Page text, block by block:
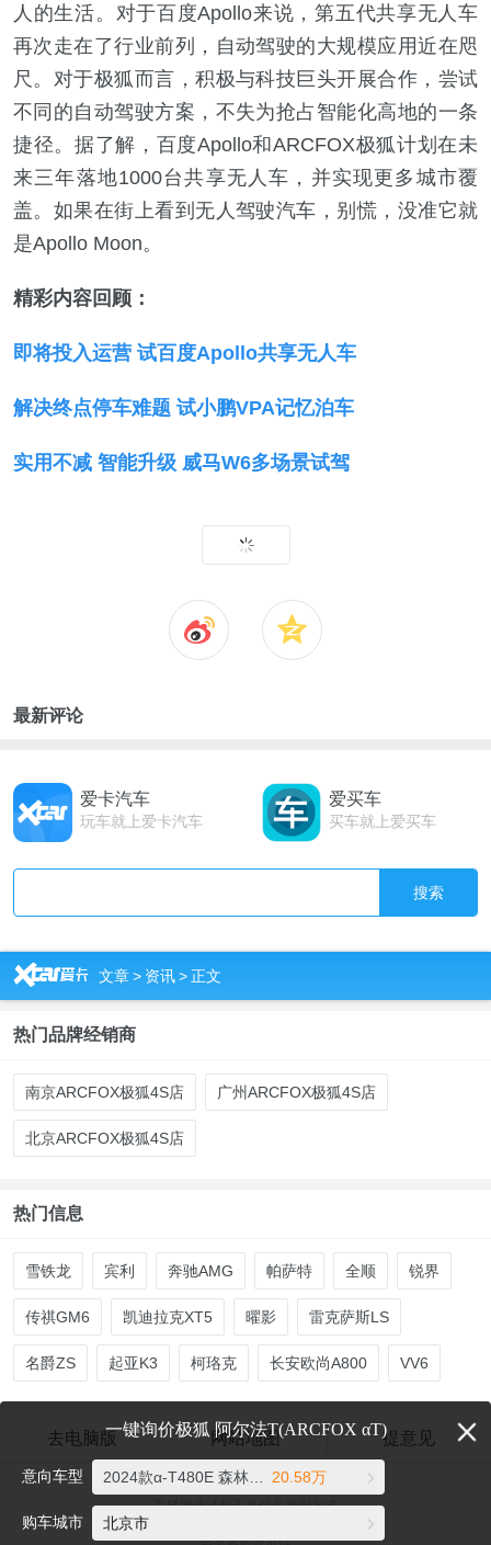
人的生活。对于百度Apollo来说，第五代共享无人车
再次走在了行业前列，自动驾驶的大规模应用近在咫
尺。对于极狐而言，积极与科技巨头开展合作，尝试
不同的自动驾驶方案，不失为抢占智能化高地的一条
捷径。据了解，百度Apollo和ARCFOX极狐计划在未
来三年落地1000台共享无人车，并实现更多城市覆
盖。如果在街上看到无人驾驶汽车，别慌，没准它就
是Apollo Moon。
精彩内容回顾：
即将投入运营 试百度Apollo共享无人车
解决终点停车难题 试小鹏VPA记忆泊车
实用不减 智能升级 威马W6多场景试驾
最新评论
爱卡汽车
玩车就上爱卡汽车
爱买车
买车就上爱买车
搜索
R 文章> 资讯>正文
热门品牌经销商
南京ARCFOX极狐4S店 广州ARCFOX极狐4S店
北京ARCFOX极狐4S店
热门信息
雪铁龙 宾利 奔驰AMG 帕萨特 全顺 锐界
传祺GM6 凯迪拉克XT5 曜影 雷克萨斯LS
名爵ZS 起亚K3 柯珞克 长安欧尚A800 VV6
去电脑版 网站地图 提意见
爱卡汽车©2026 xcar.com.cn
互联网违法和不良信息举报方式
电话：021-56776072 邮箱：auto@xcar.com
一键询价极狐 阿尔法T(ARCFOX αT)
意向车型 20.58万
购车城市 北京市